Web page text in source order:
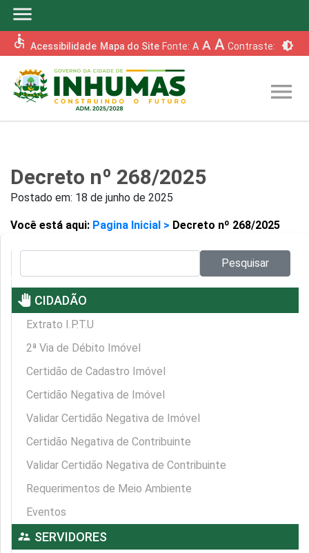
menu
accessible Acessibilidade Mapa do Site Fonte: A A A Contraste: brightness_6
menu
Decreto nº 268/2025
Postado em: 18 de junho de 2025
Você está aqui: Pagina Inicial > Decreto nº 268/2025
Pesquisar
pan_tool CIDADÃO
Extrato I.P.T.U
2ª Via de Débito Imóvel
Certidão de Cadastro Imóvel
Certidão Negativa de Imóvel
Validar Certidão Negativa de Imóvel
Certidão Negativa de Contribuinte
Validar Certidão Negativa de Contribuinte
Requerimentos de Meio Ambiente
Eventos
supervisor_account SERVIDORES